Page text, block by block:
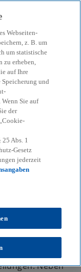
KI-
Risiken
und
& Compliance
Intelligenz
Neben
Webseiten-
z. B. um
um statistische
zu erheben,
auf Ihre
Speicherung und
Wenn Sie auf
der
Abs. 1
Gesetz
jederzeit